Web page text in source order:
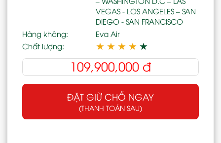
VEGAS - LOS ANGELES – SAN
DIEGO - SAN FRANCISCO
Hàng không:
Eva Air
Chất lượng:
★ ★ ★ ★ ★
109,900,000 đ
ĐẶT GIỮ CHỖ NGAY
(THANH TOÁN SAU)